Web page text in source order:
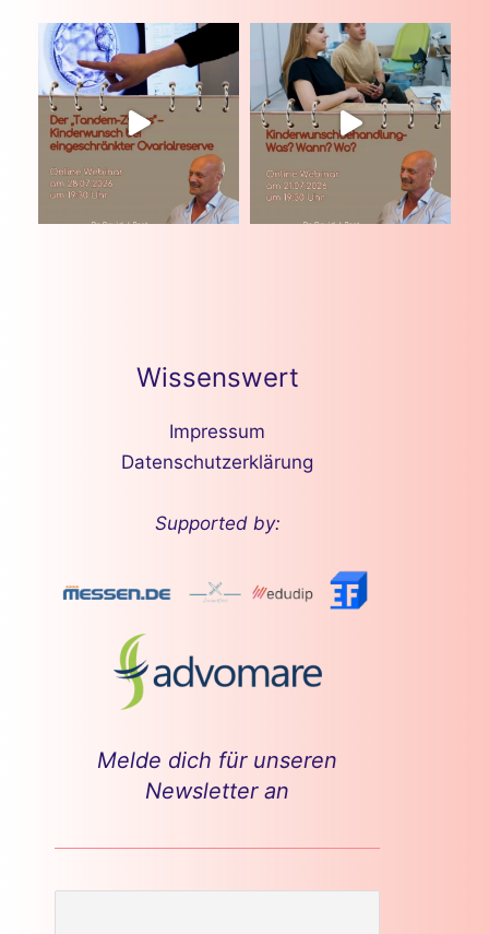
Wissenswert
Impressum
Datenschutzerklärung
Supported by:
Melde dich für unseren
Newsletter an